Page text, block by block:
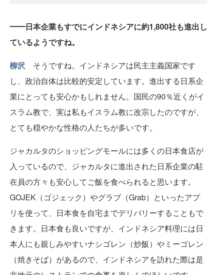
━━日本企業もすでにインドネシアに約1,800社も進出し
ているようですね。
柳沢 そうですね。インドネシアは民主主義国家です
し、政治自体は比較的安定しています。進出する日系企
業にとっても安心かもしれません。国民の90％近くがイ
スラム教で、実は私もイスラム教に改宗したのですが、
とても穏やかな性格の人たちが多いです。
ジャカルタのショッピングモールには多くの日本食店が
入っているので、ジャカルタに進出された日系企業の駐
在員の方々も安心してご飯を食べられると思います。
GOJEK（ゴジェック）やグラブ（Grab）といったアプ
リを使って、日本食を自宅までデリバリーすることもで
きます。日本食も良いですが、インドネシア料理には日
本人にも親しみやすいナシゴレン（炒飯）やミーゴレン
（焼きそば）があるので、インドネシアを訪れた際は是